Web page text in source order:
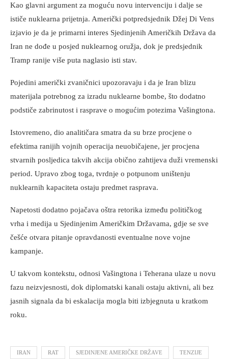
Kao glavni argument za moguću novu intervenciju i dalje se
ističe nuklearna prijetnja. Američki potpredsjednik Džej Di Vens
izjavio je da je primarni interes Sjedinjenih Američkih Država da
Iran ne dođe u posjed nuklearnog oružja, dok je predsjednik
Tramp ranije više puta naglasio isti stav.
Pojedini američki zvaničnici upozoravaju i da je Iran blizu
materijala potrebnog za izradu nuklearne bombe, što dodatno
podstiče zabrinutost i rasprave o mogućim potezima Vašingtona.
Istovremeno, dio analitičara smatra da su brze procjene o
efektima ranijih vojnih operacija neuobičajene, jer procjena
stvarnih posljedica takvih akcija obično zahtijeva duži vremenski
period. Upravo zbog toga, tvrdnje o potpunom uništenju
nuklearnih kapaciteta ostaju predmet rasprava.
Napetosti dodatno pojačava oštra retorika između političkog
vrha i medija u Sjedinjenim Američkim Državama, gdje se sve
češće otvara pitanje opravdanosti eventualne nove vojne
kampanje.
U takvom kontekstu, odnosi Vašingtona i Teherana ulaze u novu
fazu neizvjesnosti, dok diplomatski kanali ostaju aktivni, ali bez
jasnih signala da bi eskalacija mogla biti izbjegnuta u kratkom
roku.
IRAN RAT SJEDINJENE AMERIČKE DRŽAVE TENZIJE